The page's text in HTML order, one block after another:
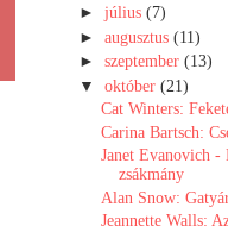
►július(7)
►augusztus(11)
►szeptember(13)
▼ október(21)
Cat Winters:
Carina Bartsch:
Janet Evanovich -
zsákmány
Alan Snow:
Jeannette Walls: